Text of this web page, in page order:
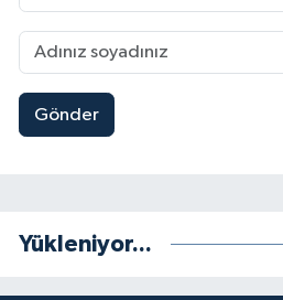
Gönder
Yükleniyor...